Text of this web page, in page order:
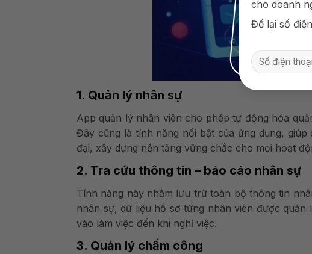
cho doanh
Để lại số
1. Quản lý nhân sự
App quản lý nhân viên cho phép tự động hóa
Đây cũng là tính năng nổi bật của ứng dụng,
đại, xây dựng nền tảng vững chắc cho mọi hoạt
2. Tra cứu thông tin – báo cáo nhân sự
Tính năng này nhằm lưu trữ toàn bộ thông tin
nhân sự, dữ liệu hồ sơ từng nhân viên được
vào làm việc đến khi nghỉ việc.
3. Quản lý chấm công